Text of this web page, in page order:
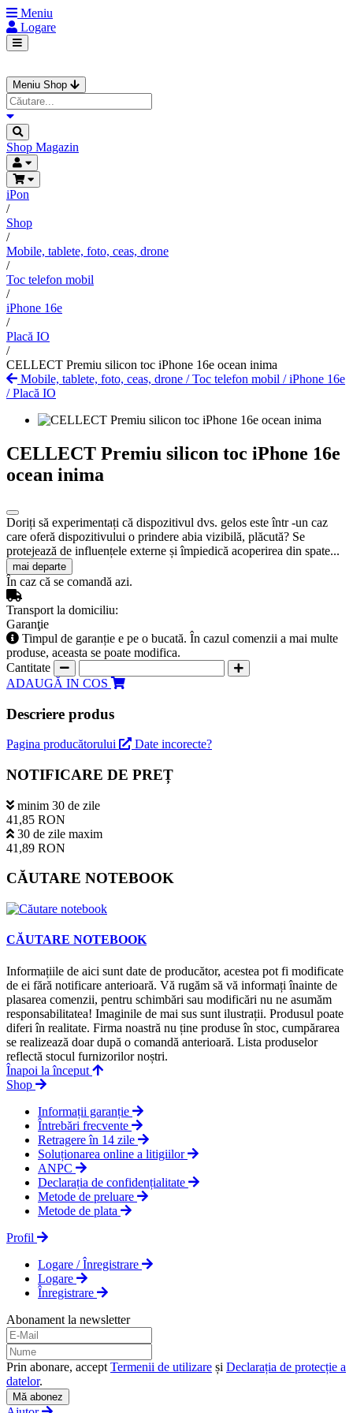
Meniu
Logare
Meniu Shop
Shop Magazin
iPon
/
Shop
/
Mobile, tablete, foto, ceas, drone
/
Toc telefon mobil
/
iPhone 16e
/
Placă IO
/
CELLECT Premiu silicon toc iPhone 16e ocean inima
Mobile, tablete, foto, ceas, drone /Toc telefon mobil /iPhone 16e
/Placă IO
CELLECT Premiu silicon toc iPhone 16e
ocean inima
Doriți să experimentați că dispozitivul dvs. gelos este într -un caz
care oferă dispozitivului o prindere abia vizibilă, plăcută? Se
protejează de influențele externe și împiedică acoperirea din spate...
mai departe
În caz că se comandă azi.
Transport la domiciliu:
Garanţie
Timpul de garanție e pe o bucată. În cazul comenzii a mai multe
produse, aceasta se poate modifica.
Cantitate
ADAUGĂ IN COS
Descriere produs
Pagina producătorului Date incorecte?
NOTIFICARE DE PREȚ
minim 30 de zile
41,85 RON
30 de zile maxim
41,89 RON
CĂUTARE NOTEBOOK
CĂUTARE NOTEBOOK
Informațiile de aici sunt date de producător, acestea pot fi modificate
de ei fără notificare anterioară. Vă rugăm să vă informați înainte de
plasarea comenzii, pentru schimbări sau modificări nu ne asumăm
responsabilitatea! Imaginile de mai sus sunt ilustrații. Produsul poate
diferi în realitate. Firma noastră nu ține produse în stoc, cumpărarea
se realizează doar după o comandă anterioară. Lista produselor
reflectă stocul furnizorilor noștri.
Înapoi la început
Shop
Informații garanție
Întrebări frecvente
Retragere în 14 zile
Soluționarea online a litigiilor
ANPC
Declarația de confidențialitate
Metode de preluare
Metode de plata
Profil
Logare / Înregistrare
Logare
Înregistrare
Abonament la newsletter
Prin abonare, accept Termenii de utilizare și Declarația de protecție a
datelor.
Mă abonez